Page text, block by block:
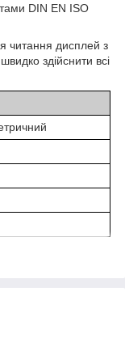
DIN EN ISO
читання дисплей з
здійснити всі